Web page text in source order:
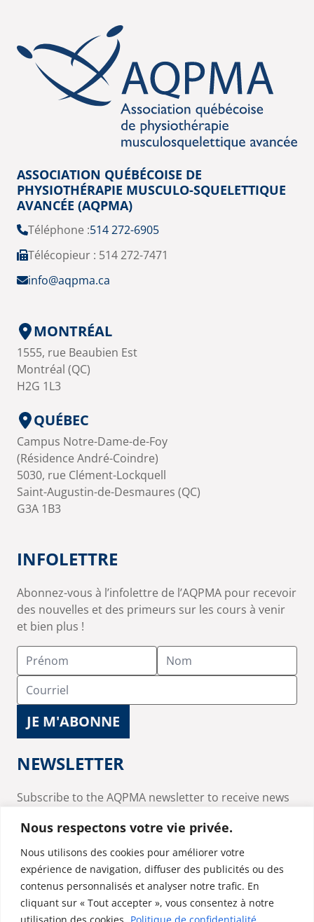
Nous respectons votre vie privée.
Nous utilisons des cookies pour améliorer votre
expérience de navigation, diffuser des publicités ou des
contenus personnalisés et analyser notre trafic. En
cliquant sur « Tout accepter », vous consentez à notre
utilisation des cookies. Politique de confidentialité
ASSOCIATION QUÉBÉCOISE DE
PHYSIOTHÉRAPIE MUSCULO-SQUELETTIQUE
AVANCÉE (AQPMA)
Téléphone :514 272-6905
Télécopieur : 514 272-7471
info@aqpma.ca
MONTRÉAL
1555, rue Beaubien Est
Montréal (QC)
H2G 1L3
QUÉBEC
Campus Notre-Dame-de-Foy
(Résidence André-Coindre)
5030, rue Clément-Lockquell
Saint-Augustin-de-Desmaures (QC)
G3A 1B3
INFOLETTRE
Abonnez-vous à l’infolettre de l’AQPMA pour recevoir
des nouvelles et des primeurs sur les cours à venir
et bien plus !
NEWSLETTER
Subscribe to the AQPMA newsletter to receive news